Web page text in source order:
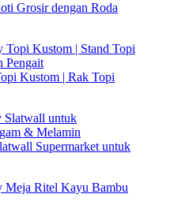
Grosir dengan Roda
Kustom | Rak Topi
Supermarket untuk